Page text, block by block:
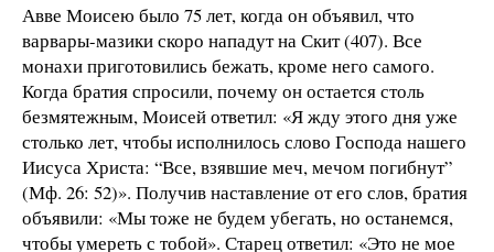
Авве Моисею было 75 лет, когда он объявил, что
варвары-мазики скоро нападут на Скит (407). Все
монахи приготовились бежать, кроме него самого.
Когда братия спросили, почему он остается столь
безмятежным, Моисей ответил: «Я жду этого дня уже
столько лет, чтобы исполнилось слово Господа нашего
Иисуса Христа: “Все, взявшие меч, мечом погибнут”
(Мф. 26: 52)». Получив наставление от его слов, братия
объявили: «Мы тоже не будем убегать, но останемся,
чтобы умереть с тобой». Старец ответил: «Это не мое